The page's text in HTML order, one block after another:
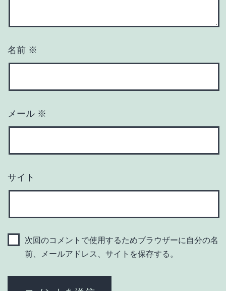
名前 ※
メール ※
サイト
次回のコメントで使用するためブラウザーに自分の名
前、メールアドレス、サイトを保存する。